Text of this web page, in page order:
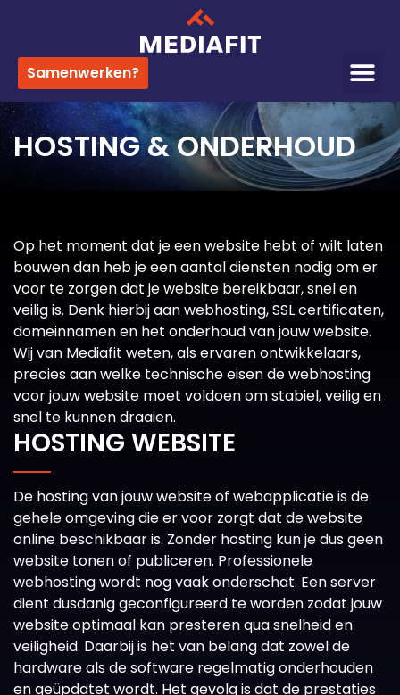
Samenwerken?
HOSTING & ONDERHOUD
Op het moment dat je een website hebt of wilt laten
bouwen dan heb je een aantal diensten nodig om er
voor te zorgen dat je website bereikbaar, snel en
veilig is. Denk hierbij aan webhosting, SSL certificaten,
domeinnamen en het onderhoud van jouw website.
Wij van Mediafit weten, als ervaren ontwikkelaars,
precies aan welke technische eisen de webhosting
voor jouw website moet voldoen om stabiel, veilig en
snel te kunnen draaien.
HOSTING WEBSITE
De hosting van jouw website of webapplicatie is de
gehele omgeving die er voor zorgt dat de website
online beschikbaar is. Zonder hosting kun je dus geen
website tonen of publiceren. Professionele
webhosting wordt nog vaak onderschat. Een server
dient dusdanig geconfigureerd te worden zodat jouw
website optimaal kan presteren qua snelheid en
veiligheid. Daarbij is het van belang dat zowel de
hardware als de software regelmatig onderhouden
en geüpdatet wordt. Het gevolg is dat de prestaties